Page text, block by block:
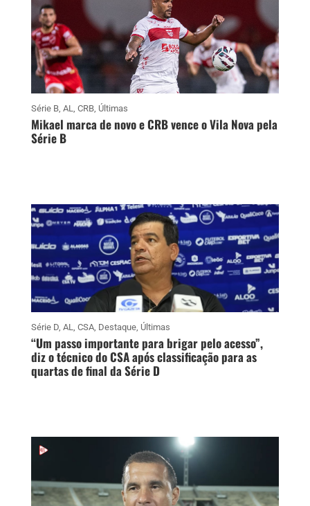
Série B, AL, CRB, Últimas
Mikael marca de novo e CRB vence o Vila Nova pela
Série B
Série D, AL, CSA, Destaque, Últimas
“Um passo importante para brigar pelo acesso”,
diz o técnico do CSA após classificação para as
quartas de final da Série D